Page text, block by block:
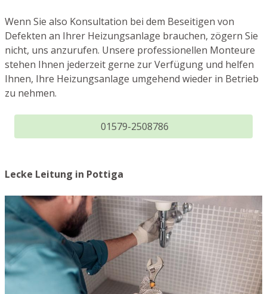
Wenn Sie also Konsultation bei dem Beseitigen von
Defekten an Ihrer Heizungsanlage brauchen, zögern Sie
nicht, uns anzurufen. Unsere professionellen Monteure
stehen Ihnen jederzeit gerne zur Verfügung und helfen
Ihnen, Ihre Heizungsanlage umgehend wieder in Betrieb
zu nehmen.
01579-2508786
Lecke Leitung in Pottiga